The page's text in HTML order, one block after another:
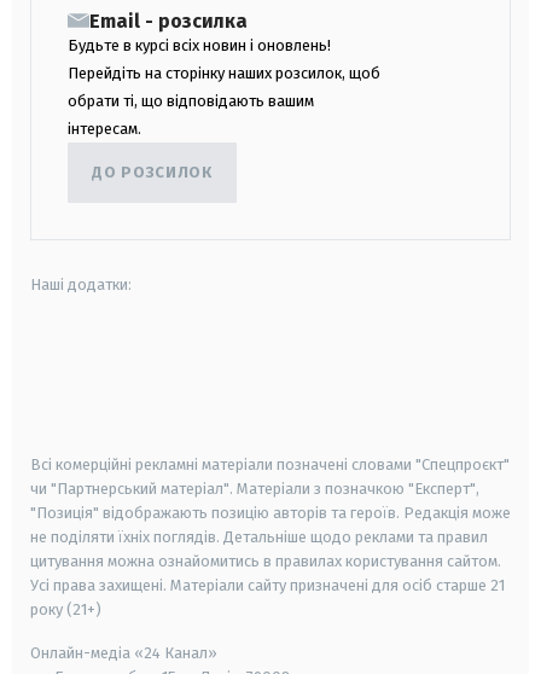
Email - розсилка
Будьте в курсі всіх новин і оновлень!
Перейдіть на сторінку наших розсилок, щоб
обрати ті, що відповідають вашим
інтересам.
ДО РОЗСИЛОК
Наші додатки:
Всі комерційні рекламні матеріали позначені словами "Спецпроєкт"
чи "Партнерський матеріал". Матеріали з позначкою "Експерт",
"Позиція" відображають позицію авторів та героїв. Редакція може
не поділяти їхніх поглядів. Детальніше щодо реклами та правил
цитування можна ознайомитись в правилах користування сайтом.
Усі права захищені. Матеріали сайту призначені для осіб старше 21
року (21+)
Онлайн-медіа «24 Канал»